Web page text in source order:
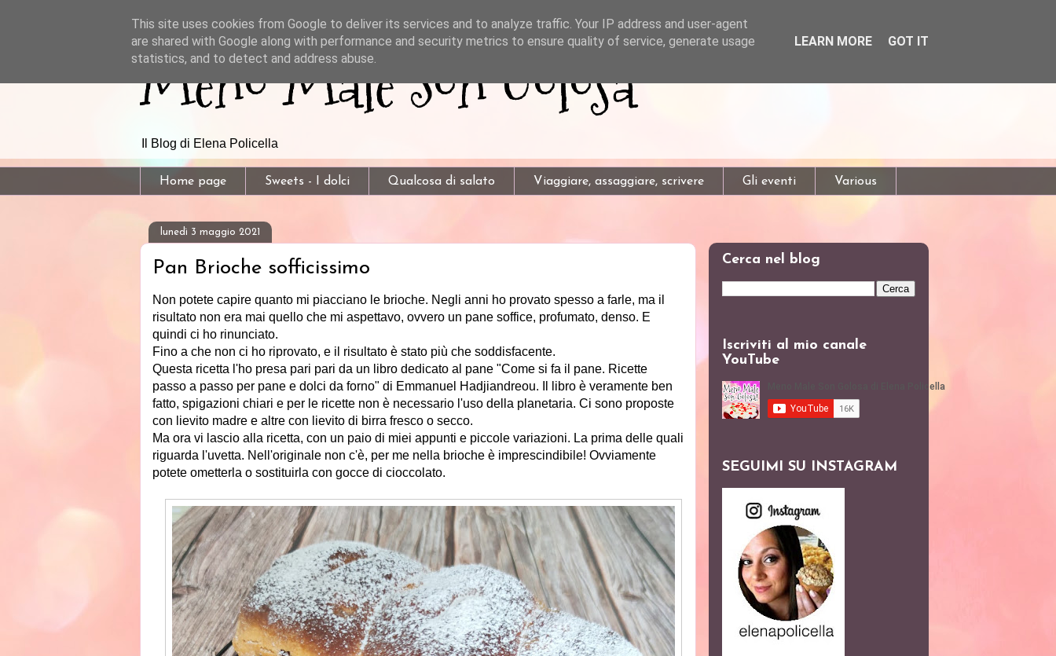
Meno Male Son Golosa
Il Blog di Elena Policella
Home page Sweets - I dolci Qualcosa di salato Viaggiare, assaggiare, scrivere Gli eventi Various
lunedì 3 maggio 2021
Pan Brioche sofficissimo
Non potete capire quanto mi piacciano le brioche. Negli anni ho provato spesso a farle, ma il
risultato non era mai quello che mi aspettavo, ovvero un pane soffice, profumato, denso. E
quindi ci ho rinunciato.
Fino a che non ci ho riprovato, e il risultato è stato più che soddisfacente.
Questa ricetta l'ho presa pari pari da un libro dedicato al pane "Come si fa il pane. Ricette
passo a passo per pane e dolci da forno" di Emmanuel Hadjiandreou. Il libro è veramente ben
fatto, spigazioni chiari e per le ricette non è necessario l'uso della planetaria. Ci sono proposte
con lievito madre e altre con lievito di birra fresco o secco.
Ma ora vi lascio alla ricetta, con un paio di miei appunti e piccole variazioni. La prima delle quali
riguarda l'uvetta. Nell'originale non c'è, per me nella brioche è imprescindibile! Ovviamente
potete ometterla o sostituirla con gocce di cioccolato.
Cerca nel blog
Iscriviti al mio canale
YouTube
SEGUIMI SU INSTAGRAM
This site uses cookies from Google to deliver its services and to analyze traffic. Your IP address and user-agent
are shared with Google along with performance and security metrics to ensure quality of service, generate usage
statistics, and to detect and address abuse.
LEARN MORE GOT IT